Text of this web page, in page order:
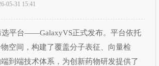
05-31 15:41
平台——GalaxyVS正式发布。平台依托
空间，构建了覆盖分子表征、向量检
到端技术体系，为创新药物研发提供了